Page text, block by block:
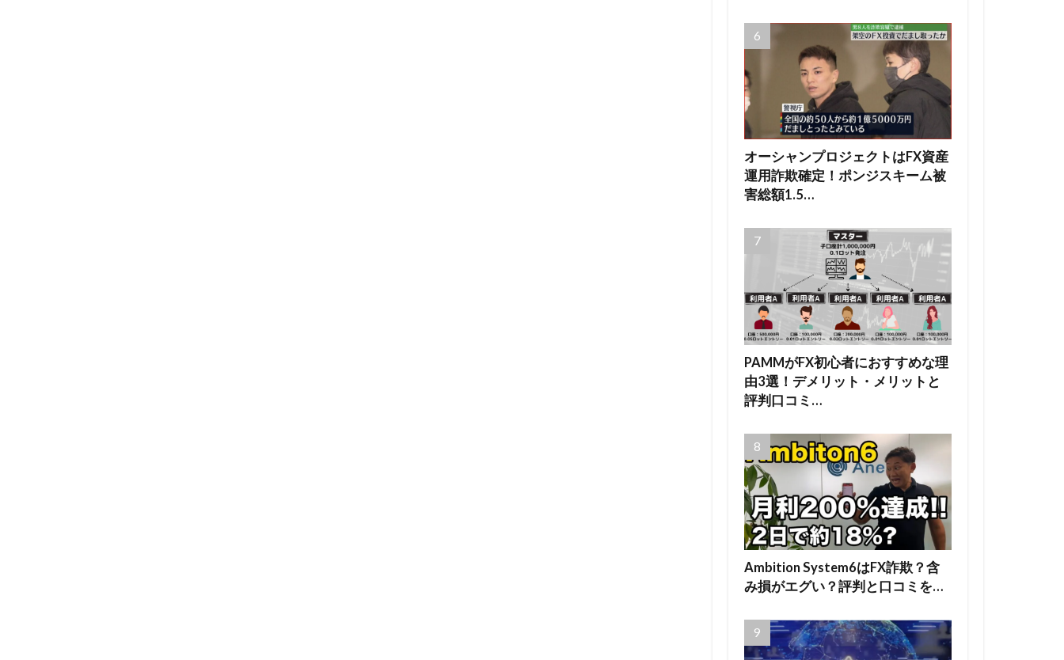
オーシャンプロジェクトはFX資産
運用詐欺確定！ポンジスキーム被
害総額1.5…
PAMMがFX初心者におすすめな理
由3選！デメリット・メリットと
評判口コミ…
Ambition System6はFX詐欺？含
み損がエグい？評判と口コミを…